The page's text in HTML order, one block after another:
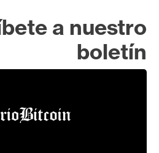
a nuestro
boletín